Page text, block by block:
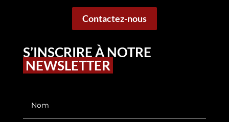
Contactez-nous
S’INSCRIRE À NOTRE
NEWSLETTER